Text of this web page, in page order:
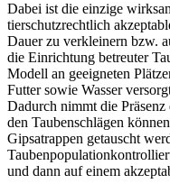
Dabei ist die einzige
tierschutzrechtlich
Dauer zu verkleinern bzw.
die Einrichtung betreuter
Modell an geeigneten
Futter sowie Wasser
Dadurch nimmt die
den Taubenschlägen
Gipsatrappen getauscht
und dann auf einem